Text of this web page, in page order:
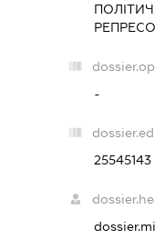
-
25545143